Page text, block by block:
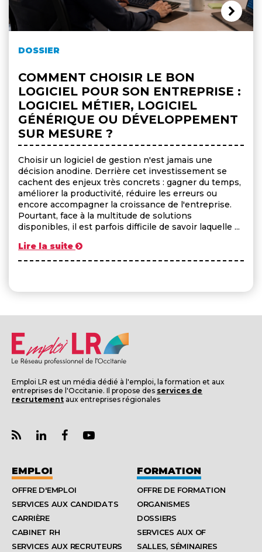
DOSSIER
COMMENT CHOISIR LE BON
LOGICIEL POUR SON ENTREPRISE :
LOGICIEL MÉTIER, LOGICIEL
GÉNÉRIQUE OU DÉVELOPPEMENT
SUR MESURE ?
Choisir un logiciel de gestion n'est jamais une
décision anodine. Derrière cet investissement se
cachent des enjeux très concrets : gagner du temps,
améliorer la productivité, réduire les erreurs ou
encore accompagner la croissance de l'entreprise.
Pourtant, face à la multitude de solutions
disponibles, il est parfois difficile de savoir laquelle ...
Lire la suite
Emploi LR est un média dédié à l'emploi, la formation et aux
entreprises de l'Occitanie. Il propose des services de
recrutement aux entreprises régionales
EMPLOI
OFFRE D'EMPLOI
SERVICES AUX CANDIDATS
CARRIÈRE
CABINET RH
SERVICES AUX RECRUTEURS
FORMATION
OFFRE DE FORMATION
ORGANISMES
DOSSIERS
SERVICES AUX OF
SALLES, SÉMINAIRES